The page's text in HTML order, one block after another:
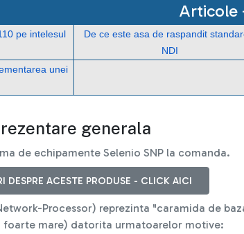
cu implementare
Articole
pe intelesul
De ce este asa de raspandit
NDI
unei
generala
de echipamente Selenio SNP la comanda.
DESPRE ACESTE PRODUSE - CLICK AICI
Processor) reprezinta "caramida de
foarte mare) datorita urmatoarelor motive: